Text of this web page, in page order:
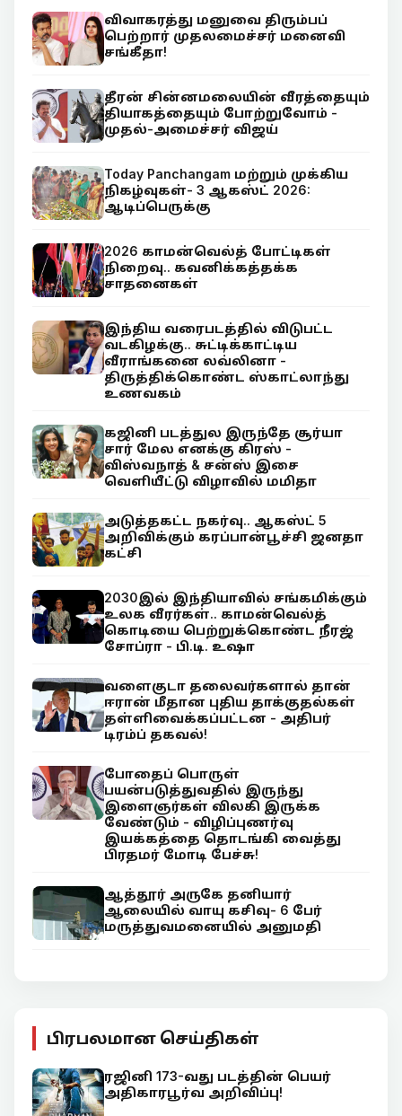
விவாகரத்து மனுவை திரும்பப்
பெற்றார் முதலமைச்சர் மனைவி
சங்கீதா!
தீரன் சின்னமலையின் வீரத்தையும்
தியாகத்தையும் போற்றுவோம் -
முதல்-அமைச்சர் விஜய்
Today Panchangam மற்றும் முக்கிய
நிகழ்வுகள்- 3 ஆகஸ்ட் 2026:
ஆடிப்பெருக்கு
2026 காமன்வெல்த் போட்டிகள்
நிறைவு.. கவனிக்கத்தக்க
சாதனைகள்
இந்திய வரைபடத்தில் விடுபட்ட
வடகிழக்கு.. சுட்டிக்காட்டிய
வீராங்கனை லவ்லினா -
திருத்திக்கொண்ட ஸ்காட்லாந்து
உணவகம்
கஜினி படத்துல இருந்தே சூர்யா
சார் மேல எனக்கு கிரஸ் -
விஸ்வநாத் & சன்ஸ் இசை
வெளியீட்டு விழாவில் மமிதா
அடுத்தகட்ட நகர்வு.. ஆகஸ்ட் 5
அறிவிக்கும் கரப்பான்பூச்சி ஜனதா
கட்சி
2030இல் இந்தியாவில் சங்கமிக்கும்
உலக வீரர்கள்.. காமன்வெல்த்
கொடியை பெற்றுக்கொண்ட நீரஜ்
சோப்ரா - பி.டி. உஷா
வளைகுடா தலைவர்களால் தான்
ஈரான் மீதான புதிய தாக்குதல்கள்
தள்ளிவைக்கப்பட்டன - அதிபர்
டிரம்ப் தகவல்!
போதைப் பொருள்
பயன்படுத்துவதில் இருந்து
இளைஞர்கள் விலகி இருக்க
வேண்டும் - விழிப்புணர்வு
இயக்கத்தை தொடங்கி வைத்து
பிரதமர் மோடி பேச்சு!
ஆத்தூர் அருகே தனியார்
ஆலையில் வாயு கசிவு- 6 பேர்
மருத்துவமனையில் அனுமதி
பிரபலமான செய்திகள்
ரஜினி 173-வது படத்தின் பெயர்
அதிகாரபூர்வ அறிவிப்பு!